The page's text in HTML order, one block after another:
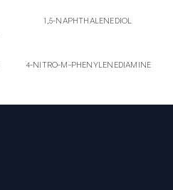
1,5-
1,5-NAPHTHALENEDIOL
4-NI
PHENYLENEDIAMINE
4-NITRO-M-PHENYLENEDIAMINE